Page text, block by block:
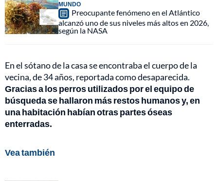
MUNDO
Preocupante fenómeno en el Atlántico
alcanzó uno de sus niveles más altos en 2026,
según la NASA
En el sótano de la casa se encontraba el cuerpo de la
vecina, de 34 años, reportada como desaparecida.
Gracias a los perros utilizados por el equipo de
búsqueda se hallaron más restos humanos y, en
una habitación habían otras partes óseas
enterradas.
Vea también